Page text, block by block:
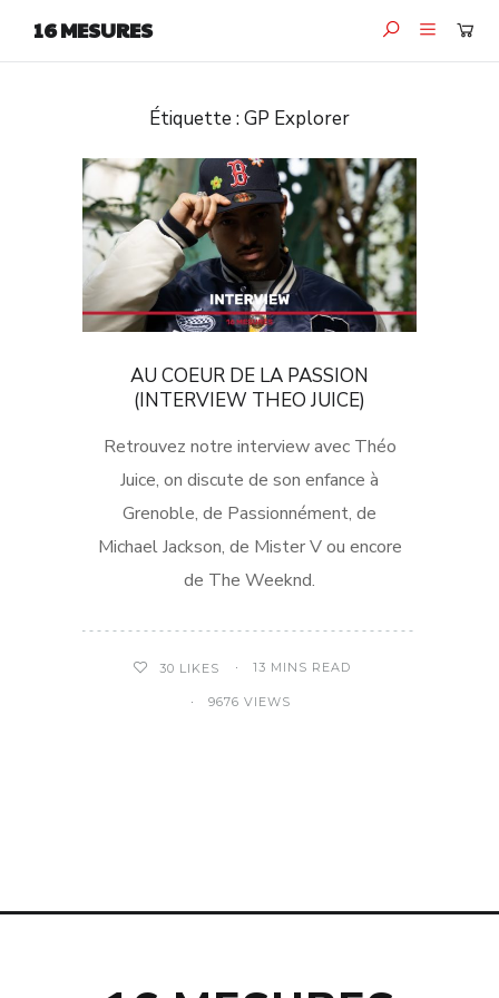
16 MESURES
Étiquette :GP Explorer
AU COEUR DE LA PASSION
(INTERVIEW THEO JUICE)
Retrouvez notre interview avec Théo
Juice, on discute de son enfance à
Grenoble, de Passionnément, de
Michael Jackson, de Mister V ou encore
de The Weeknd.
30 LIKES 13 MINS READ
9676 VIEWS